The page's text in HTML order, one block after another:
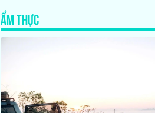
ẨM THỰC